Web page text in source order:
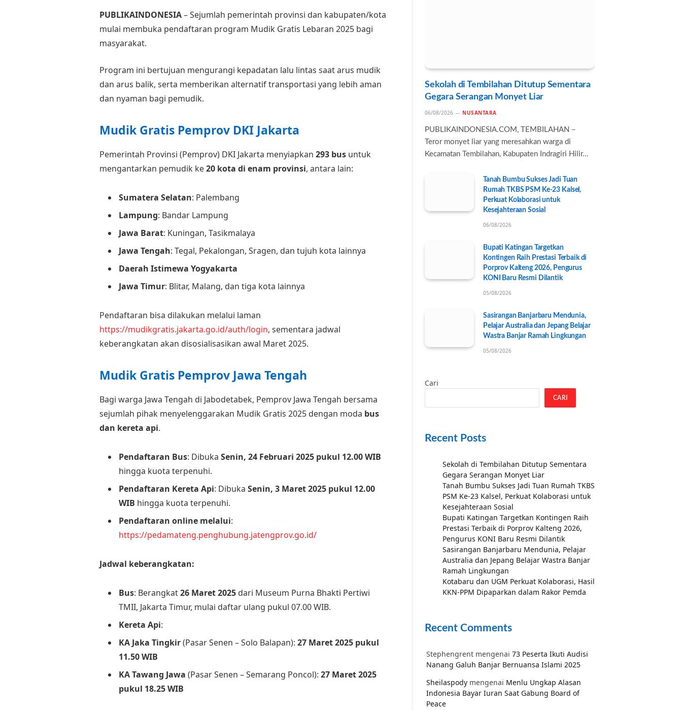
PUBLIKAINDONESIA– Sejumlah pemerintah provinsi dan kabupaten/kota
mulai membuka pendaftaran program Mudik Gratis Lebaran 2025 bagi
masyarakat.
Program ini bertujuan mengurangi kepadatan lalu lintas saat arus mudik
dan arus balik, serta memberikan alternatif transportasi yang lebih aman
dan nyaman bagi pemudik.
Mudik Gratis Pemprov DKI Jakarta
Pemerintah Provinsi (Pemprov) DKI Jakarta menyiapkan293 bus untuk
mengantarkan pemudik ke20 kota di enam provinsi, antara lain:
Sumatera Selatan: Palembang
Lampung: Bandar Lampung
Jawa Barat: Kuningan, Tasikmalaya
Jawa Tengah: Tegal, Pekalongan, Sragen, dan tujuh kota lainnya
Daerah Istimewa Yogyakarta
Jawa Timur: Blitar, Malang, dan tiga kota lainnya
Pendaftaran bisa dilakukan melalui laman
https://mudikgratis.jakarta.go.id/auth/login, sementara jadwal
keberangkatan akan disosialisasikan awal Maret 2025.
Mudik Gratis Pemprov Jawa Tengah
Bagi warga Jawa Tengah di Jabodetabek, Pemprov Jawa Tengah bersama
sejumlah pihak menyelenggarakan Mudik Gratis 2025 dengan moda bus
dan kereta api.
Pendaftaran Bus: DibukaSenin, 24 Februari 2025 pukul 12.00 WIB
hingga kuota terpenuhi.
Pendaftaran Kereta Api: DibukaSenin, 3 Maret 2025 pukul 12.00
WIB hingga kuota terpenuhi.
Pendaftaran online melalui:
https://pedamateng.penghubung.jatengprov.go.id/
Jadwal keberangkatan:
Bus: Berangkat26 Maret 2025 dari Museum Purna Bhakti Pertiwi
TMII, Jakarta Timur, mulai daftar ulang pukul 07.00 WIB.
Kereta Api:
KA Jaka Tingkir(Pasar Senen – Solo Balapan):27 Maret 2025 pukul
11.50 WIB
KA Tawang Jawa (Pasar Senen – Semarang Poncol):27 Maret 2025
pukul 18.25 WIB
Sekolah di Tembilahan Ditutup Sementara
Gegara Serangan Monyet Liar
06/08/2026 NUSANTARA
PUBLIKAINDONESIA.COM, TEMBILAHAN –
Teror monyet liar yang meresahkan warga di
Kecamatan Tembilahan, Kabupaten Indragiri Hilir…
Tanah Bumbu Sukses Jadi Tuan
Rumah TKBS PSM Ke-23 Kalsel,
Perkuat Kolaborasi untuk
Kesejahteraan Sosial
06/08/2026
Bupati Katingan Targetkan
Kontingen Raih Prestasi Terbaik di
Porprov Kalteng 2026, Pengurus
KONI Baru Resmi Dilantik
05/08/2026
Sasirangan Banjarbaru Mendunia,
Pelajar Australia dan Jepang Belajar
Wastra Banjar Ramah Lingkungan
05/08/2026
Cari
CARI
Recent Posts
Sekolah di Tembilahan Ditutup Sementara
Gegara Serangan Monyet Liar
Tanah Bumbu Sukses Jadi Tuan Rumah TKBS
PSM Ke-23 Kalsel, Perkuat Kolaborasi untuk
Kesejahteraan Sosial
Bupati Katingan Targetkan Kontingen Raih
Prestasi Terbaik di Porprov Kalteng 2026,
Pengurus KONI Baru Resmi Dilantik
Sasirangan Banjarbaru Mendunia, Pelajar
Australia dan Jepang Belajar Wastra Banjar
Ramah Lingkungan
Kotabaru dan UGM Perkuat Kolaborasi, Hasil
KKN-PPM Dipaparkan dalam Rakor Pemda
Recent Comments
Stephengrent mengenai 73 Peserta Ikuti Audisi
Nanang Galuh Banjar Bernuansa Islami 2025
Sheilaspody mengenai Menlu Ungkap Alasan
Indonesia Bayar Iuran Saat Gabung Board of
Peace